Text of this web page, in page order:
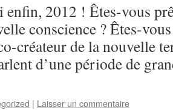
2012 ! Êtes-vous
conscience ? Êtes-
créateur de la nouvelle
d’une période de
| Laisser un commentaire